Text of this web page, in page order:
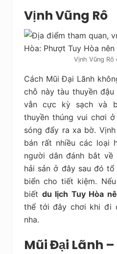
Vịnh Vũng Rô
Vịnh Vũng Rô
Cách Mũi Đại Lãnh
chỗ này tàu thuyền
vẫn cực kỳ sạch và
thuyền thúng vui chơi
sóng đẩy ra xa bờ.
bán rất nhiều các loại
người dân đánh bắt về
hải sản ở đây sau đó
biển cho tiết kiệm.
biết du lịch Tuy Hòa
thể tới đây chơi khi đi
nha.
Mũi Đại Lãnh